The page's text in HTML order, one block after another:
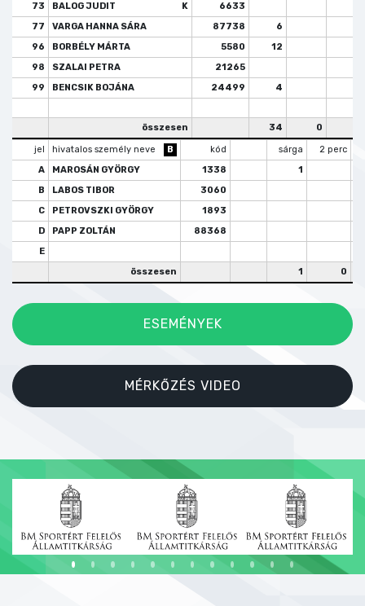
73
BALOG JUDIT K
6633
77
VARGA HANNA SÁRA 87738
6
96
BORBÉLY MÁRTA 5580
12
98
SZALAI PETRA
21265
99
BENCSIK BOJÁNA 24499 4
összesen 34 0
jel hivatalos személy neve B kód sárga 2 perc
A
MAROSÁN GYÖRGY 1338
1
B
LABOS TIBOR
3060
C
PETROVSZKI GYÖRGY
1893
D
PAPP ZOLTÁN
88368
E
összesen
1 0
ESEMÉNYEK
MÉRKŐZÉS VIDEO